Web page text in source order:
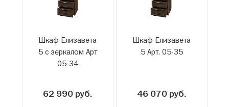
Шкаф Елизавета
5 с зеркалом Арт
05-34
62 990 руб.
Шкаф Елизавета
5 Арт. 05-35
46 070 руб.